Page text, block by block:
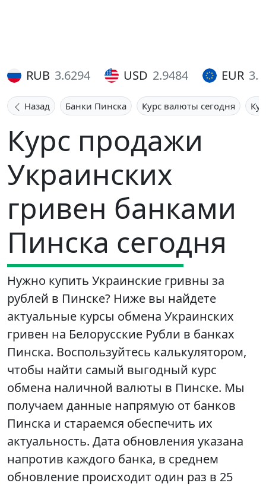
RUB 3.6294 USD 2.9484 EUR
Назад Банки Пинска Курс валюты сегодня
Курс продажи
Украинских
гривен банками
Пинска сегодня
Нужно купить Украинские гривны за
рублей в Пинске? Ниже вы найдете
актуальные курсы обмена Украинских
гривен на Белорусские Рубли в банках
Пинска. Воспользуйтесь калькулятором,
чтобы найти самый выгодный курс
обмена наличной валюты в Пинске. Мы
получаем данные напрямую от банков
Пинска и стараемся обеспечить их
актуальность. Дата обновления указана
напротив каждого банка, в среднем
обновление происходит один раз в 25